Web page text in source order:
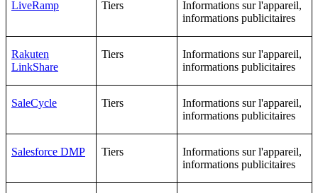
LiveRamp Tiers
Informations sur l'appareil,
informations publicitaires
Rakuten
LinkShare
Tiers
Informations sur l'appareil,
informations publicitaires
SaleCycle Tiers
Informations sur l'appareil,
informations publicitaires
Salesforce DMP Tiers
Informations sur l'appareil,
informations publicitaires